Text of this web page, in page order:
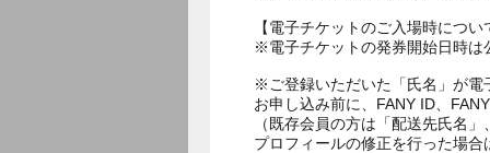
【電子チケットのご入場時につい
※電子チケットの発券開始日時は
※ご登録いただいた「氏名」が電
お申し込み前に、FANY ID、
（既存会員の方は「配送先氏名
プロフィールの修正を行った場